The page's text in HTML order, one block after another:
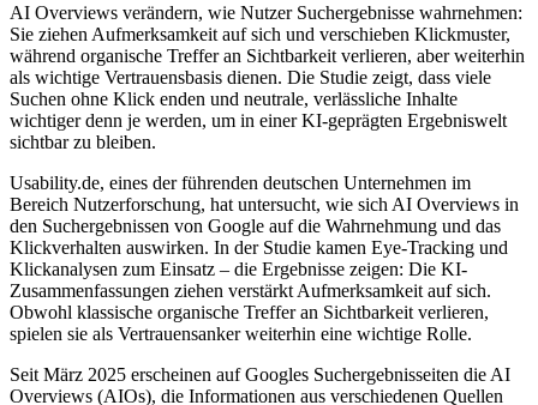
AI Overviews verändern, wie Nutzer Suchergebnisse wahrnehmen:
Sie ziehen Aufmerksamkeit auf sich und verschieben Klickmuster,
während organische Treffer an Sichtbarkeit verlieren, aber weiterhin
als wichtige Vertrauensbasis dienen. Die Studie zeigt, dass viele
Suchen ohne Klick enden und neutrale, verlässliche Inhalte
wichtiger denn je werden, um in einer KI-geprägten Ergebniswelt
sichtbar zu bleiben.
Usability.de, eines der führenden deutschen Unternehmen im
Bereich Nutzerforschung, hat untersucht, wie sich AI Overviews in
den Suchergebnissen von Google auf die Wahrnehmung und das
Klickverhalten auswirken. In der Studie kamen Eye-Tracking und
Klickanalysen zum Einsatz – die Ergebnisse zeigen: Die KI-
Zusammenfassungen ziehen verstärkt Aufmerksamkeit auf sich.
Obwohl klassische organische Treffer an Sichtbarkeit verlieren,
spielen sie als Vertrauensanker weiterhin eine wichtige Rolle.
Seit März 2025 erscheinen auf Googles Suchergebnisseiten die AI
Overviews (AIOs), die Informationen aus verschiedenen Quellen